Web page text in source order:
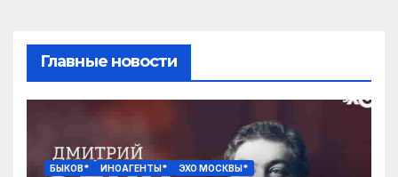
Главные новости
БЫКОВ* ИНОАГЕНТЫ* ЭХО МОСКВЫ*